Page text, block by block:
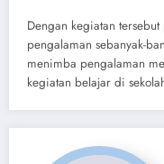
Dengan kegiatan
pengalaman sebanyak-
menimba pengalaman
kegiatan belajar di